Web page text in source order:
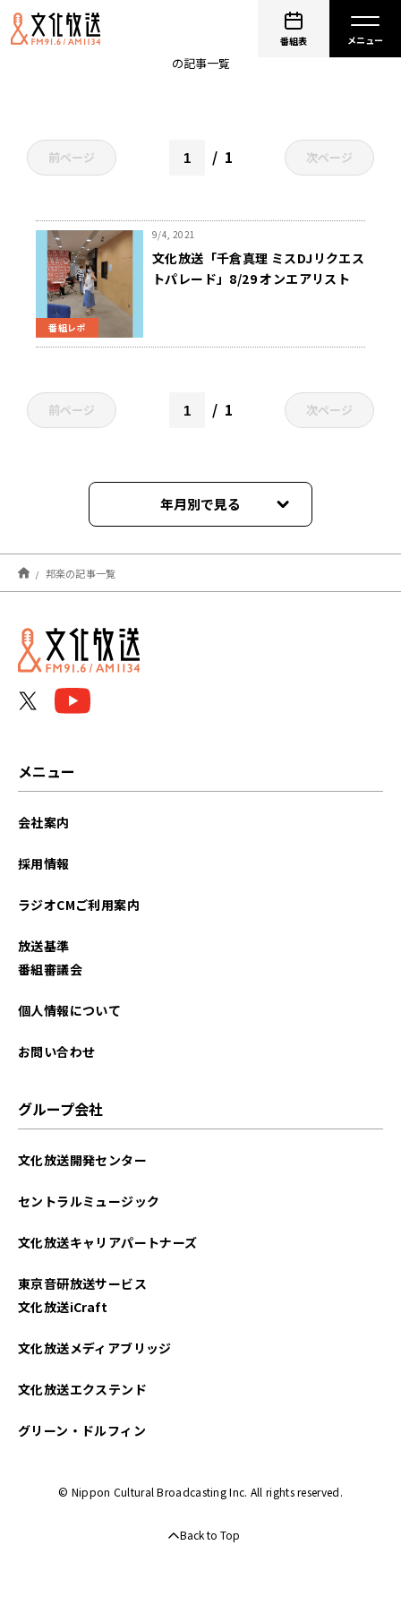
番組表
の記事一覧
前ページ 1 次ページ
番組レポ
9/4, 2021
文化放送「千倉真理 ミスDJリクエス
トパレード」8/29 オンエアリスト
前ページ 1 次ページ
年月別で見る
2022年06月
2022年01月
2021年09月
邦楽の記事一覧
メニュー
会社案内
採用情報
ラジオCMご利用案内
放送基準
番組審議会
個人情報について
お問い合わせ
グループ会社
文化放送開発センター
セントラルミュージック
文化放送キャリアパートナーズ
東京音研放送サービス
文化放送iCraft
文化放送メディアブリッジ
文化放送エクステンド
グリーン・ドルフィン
© Nippon Cultural Broadcasting Inc. All rights reserved.
Back to Top